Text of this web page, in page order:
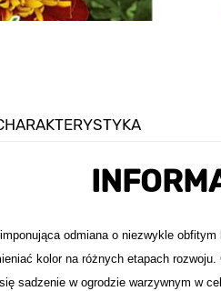
odmiana o niezwykle
kolor na różnych etapach
sadzenie w ogrodzie warzywnym w